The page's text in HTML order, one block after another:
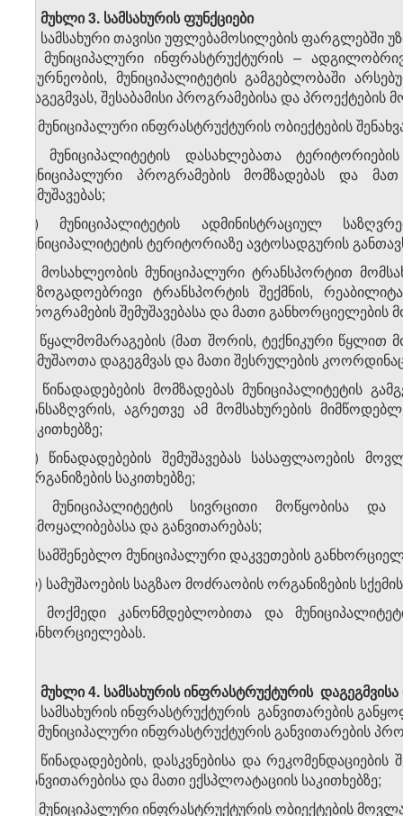
მუხლი 3. სამსახურისფუნქციები
სამსახური თავისი უფლებამოსილების ფარგლებში
ა) მუნიციპალური ინფრასტრუქტურის –
მეურნეობის, მუნიციპალიტეტის გამგებლობაში
დაგეგმვას, შესაბამისი პროგრამებისა და
ბ) მუნიციპალური ინფრასტრუქტურის ობიექტების
გ) მუნიციპალიტეტის დასახლებათა
მუნიციპალური პროგრამების მომზადებას და
შემუშავებას;
დ) მუნიციპალიტეტის ადმინისტრაციულ
მუნიციპალიტეტის ტერიტორიაზე ავტოსადგურის
ე) მოსახლეობის მუნიციპალური ტრანსპორტით
საზოგადოებრივი ტრანსპორტის შექმნის,
პროგრამების შემუშავებასა და მათი განხორციელების
ვ) წყალმომარაგების (მათ შორის, ტექნიკური წყლით
სამუშაოთა დაგეგმვას და მათი შესრულების
ზ) წინადადებების მომზადებას მუნიციპალიტეტის
განსაზღვრის, აგრეთვე ამ მომსახურების
საკითხებზე;
თ) წინადადებების შემუშავებას სასაფლაოების
ორგანიზების საკითხებზე;
ი) მუნიციპალიტეტის სივრცითი მოწყობისა და
ჩამოყალიბებასა და განვითარებას;
კ) სამშენებლო მუნიციპალური დაკვეთების
ლ) სამუშაოების საგზაო მოძრაობის ორგანიზების
მ) მოქმედი კანონმდებლობითა და
განხორციელებას.
მუხლი 4. სამსახურის ინფრასტრუქტურის
სამსახურის ინფრასტრუქტურის განვითარების
ა) მუნიციპალური ინფრასტრუქტურის განვითარების
ბ) წინადადებების, დასკვნებისა და
განვითარებისა და მათი ექსპლოატაციის საკითხებზე;
გ) მუნიციპალური ინფრასტრუქტურის ობიექტების